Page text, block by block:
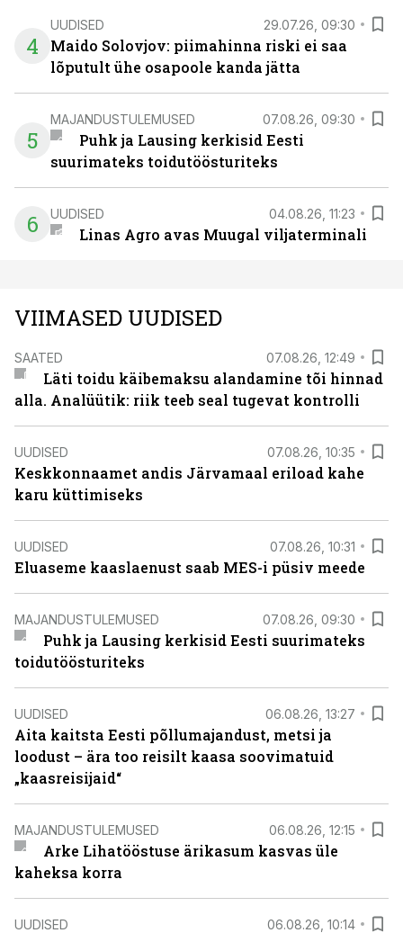
4
UUDISED 29.07.26, 09:30
Maido Solovjov: piimahinna riski ei saa
lõputult ühe osapoole kanda jätta
5
MAJANDUSTULEMUSED 07.08.26, 09:30
Puhk ja Lausing kerkisid Eesti
suurimateks toidutöösturiteks
6 UUDISED 04.08.26, 11:23
Linas Agro avas Muugal viljaterminali
VIIMASED UUDISED
SAATED 07.08.26, 12:49
Läti toidu käibemaksu alandamine tõi hinnad
alla. Analüütik: riik teeb seal tugevat kontrolli
UUDISED 07.08.26, 10:35
Keskkonnaamet andis Järvamaal eriload kahe
karu küttimiseks
UUDISED 07.08.26, 10:31
Eluaseme kaaslaenust saab MES-i püsiv meede
MAJANDUSTULEMUSED 07.08.26, 09:30
Puhk ja Lausing kerkisid Eesti suurimateks
toidutöösturiteks
UUDISED 06.08.26, 13:27
Aita kaitsta Eesti põllumajandust, metsi ja
loodust – ära too reisilt kaasa soovimatuid
„kaasreisijaid“
MAJANDUSTULEMUSED 06.08.26, 12:15
Arke Lihatööstuse ärikasum kasvas üle
kaheksa korra
UUDISED 06.08.26, 10:14